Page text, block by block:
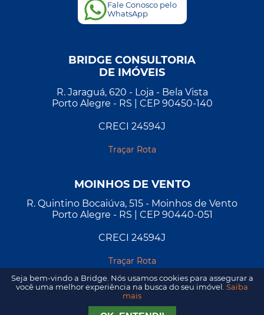
Fale Conosco pelo
WhatsApp
BRIDGE CONSULTORIA
DE IMÓVEIS
R. Jaraguá, 620 - Loja - Bela Vista
Porto Alegre - RS | CEP 90450-140
CRECI 24594J
Traçar Rota
MOINHOS DE VENTO
R. Quintino Bocaiúva, 515 - Moinhos de Vento
Porto Alegre - RS | CEP 90440-051
CRECI 24594J
Traçar Rota
Seja bem-vindo a Bridge. Nós usamos cookies para assegurar a
você uma melhor experiência na busca do seu imóvel. Saiba
mais